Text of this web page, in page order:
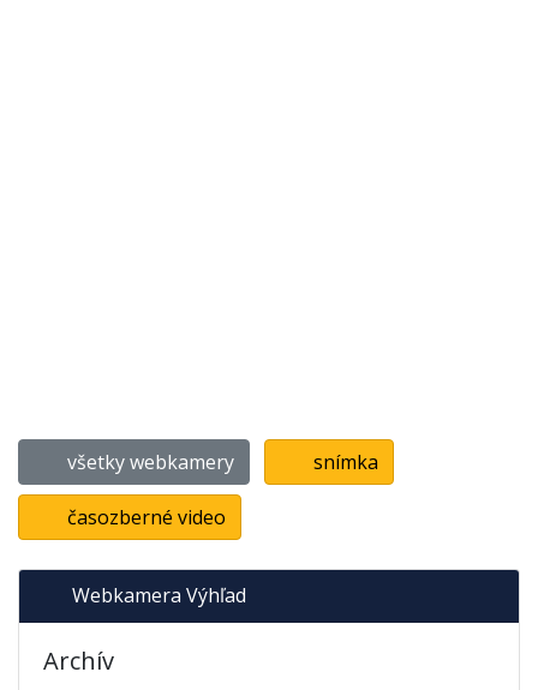
všetky webkamery snímka
časozberné video
Webkamera Výhľad
Archív